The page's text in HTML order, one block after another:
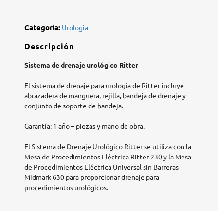
Categoría: Urologia
Descripción
Sistema de drenaje urológico Ritter
El sistema de drenaje para urología de Ritter incluye
abrazadera de manguera, rejilla, bandeja de drenaje y
conjunto de soporte de bandeja.
Garantía: 1 año – piezas y mano de obra.
El Sistema de Drenaje Urológico Ritter se utiliza con la
Mesa de Procedimientos Eléctrica Ritter 230 y la Mesa
de Procedimientos Eléctrica Universal sin Barreras
Midmark 630 para proporcionar drenaje para
procedimientos urológicos.